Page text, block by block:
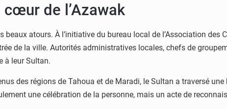
de l’Azawak
beaux atours. À l’initiative du bureau local de l’Association des
de la ville. Autorités administratives locales, chefs de
à leur Sultan.
des régions de Tahoua et de Maradi, le Sultan a traversé une
une célébration de la personne, mais un acte de